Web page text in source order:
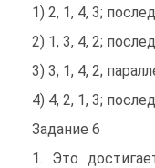
1) 2, 1, 4, 3;
2) 1, 3, 4, 2;
3) 3, 1, 4, 2;
4) 4, 2, 1, 3;
Задание 6
1. Это